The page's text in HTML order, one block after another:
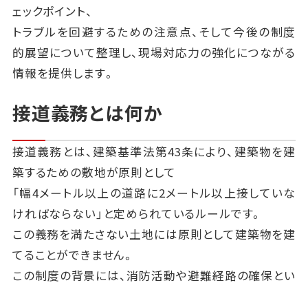
ェックポイント、
トラブルを回避するための注意点、そして今後の制度
的展望について整理し、現場対応力の強化につながる
情報を提供します。
接道義務とは何か
接道義務とは、建築基準法第43条により、建築物を建
築するための敷地が原則として
「幅4メートル以上の道路に2メートル以上接していな
ければならない」と定められているルールです。
この義務を満たさない土地には原則として建築物を建
てることができません。
この制度の背景には、消防活動や避難経路の確保とい